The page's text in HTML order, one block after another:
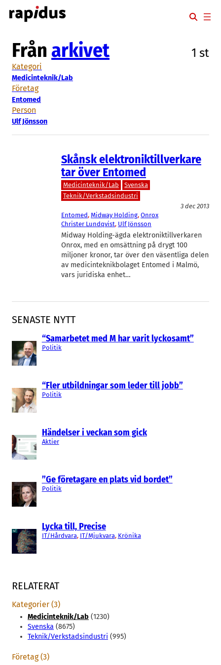
Hoppa
till
SENASTE NYTT
“Samarbetet med M har varit lyckosamt”
Politik
“Fler utbildningar som leder till jobb”
Politik
Händelser i veckan som gick
Aktier
”Ge företagare en plats vid bordet”
Politik
Lycka till, Precise
IT/Hårdvara, IT/Mjukvara, Krönika
Från arkivet 1 st
Kategori
Medicinteknik/Lab
Företag
Entomed
Person
Ulf Jönsson
Skånsk elektroniktillverkare
tar över Entomed
Medicinteknik/Lab
Svenska
Teknik/Verkstadsindustri
3 dec 2013
Entomed, Midway Holding, Onrox
Christer Lundqvist, Ulf Jönsson
Midway Holding-ägda elektroniktillverkaren
Onrox, med en omsättning på drygt 100
miljoner kronor, tar över den väsentliga delen
av medicinteknikbolaget Entomed i Malmö,
vars juridiska enhet…
RELATERAT
Kategorier (3)
Medicinteknik/Lab (1230)
Svenska (8675)
Teknik/Verkstadsindustri (995)
Företag (3)